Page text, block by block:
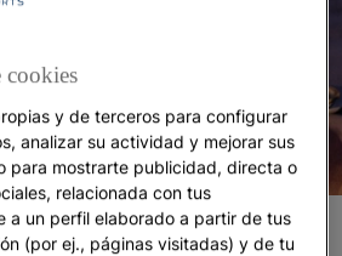
adecuado
y de terceros para configurar
analizar su actividad y mejorar sus
para mostrarte publicidad, directa o
relacionada con tus
a un perfil elaborado a partir de tus
(por ej., páginas visitadas) y de tu